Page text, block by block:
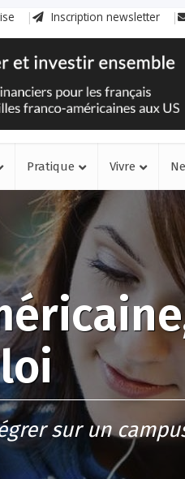
Inscription newsletter
Pratique Vivre
sur un